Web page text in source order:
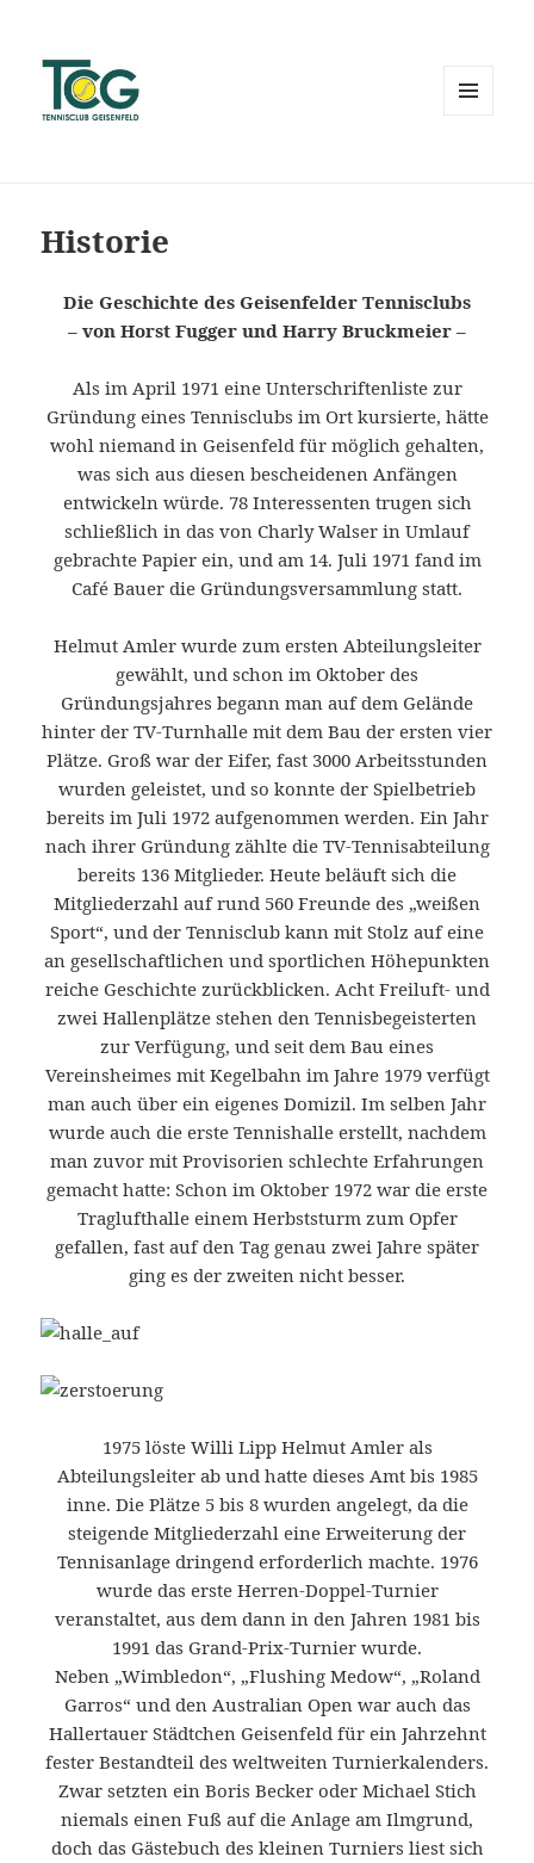
Historie
Die Geschichte des Geisenfelder Tennisclubs
– von Horst Fugger und Harry Bruckmeier –
Als im April 1971 eine Unterschriftenliste zur
Gründung eines Tennisclubs im Ort kursierte, hätte
wohl niemand in Geisenfeld für möglich gehalten,
was sich aus diesen bescheidenen Anfängen
entwickeln würde. 78 Interessenten trugen sich
schließlich in das von Charly Walser in Umlauf
gebrachte Papier ein, und am 14. Juli 1971 fand im
Café Bauer die Gründungsversammlung statt.
Helmut Amler wurde zum ersten Abteilungsleiter
gewählt, und schon im Oktober des
Gründungsjahres begann man auf dem Gelände
hinter der TV-Turnhalle mit dem Bau der ersten vier
Plätze. Groß war der Eifer, fast 3000 Arbeitsstunden
wurden geleistet, und so konnte der Spielbetrieb
bereits im Juli 1972 aufgenommen werden. Ein Jahr
nach ihrer Gründung zählte die TV-Tennisabteilung
bereits 136 Mitglieder. Heute beläuft sich die
Mitgliederzahl auf rund 560 Freunde des „weißen
Sport“, und der Tennisclub kann mit Stolz auf eine
an gesellschaftlichen und sportlichen Höhepunkten
reiche Geschichte zurückblicken. Acht Freiluft- und
zwei Hallenplätze stehen den Tennisbegeisterten
zur Verfügung, und seit dem Bau eines
Vereinsheimes mit Kegelbahn im Jahre 1979 verfügt
man auch über ein eigenes Domizil. Im selben Jahr
wurde auch die erste Tennishalle erstellt, nachdem
man zuvor mit Provisorien schlechte Erfahrungen
gemacht hatte: Schon im Oktober 1972 war die erste
Traglufthalle einem Herbststurm zum Opfer
gefallen, fast auf den Tag genau zwei Jahre später
ging es der zweiten nicht besser.
1975 löste Willi Lipp Helmut Amler als
Abteilungsleiter ab und hatte dieses Amt bis 1985
inne. Die Plätze 5 bis 8 wurden angelegt, da die
steigende Mitgliederzahl eine Erweiterung der
Tennisanlage dringend erforderlich machte. 1976
wurde das erste Herren-Doppel-Turnier
veranstaltet, aus dem dann in den Jahren 1981 bis
1991 das Grand-Prix-Turnier wurde.
Neben „Wimbledon“, „Flushing Medow“, „Roland
Garros“ und den Australian Open war auch das
Hallertauer Städtchen Geisenfeld für ein Jahrzehnt
fester Bestandteil des weltweiten Turnierkalenders.
Zwar setzten ein Boris Becker oder Michael Stich
niemals einen Fuß auf die Anlage am Ilmgrund,
doch das Gästebuch des kleinen Turniers liest sich